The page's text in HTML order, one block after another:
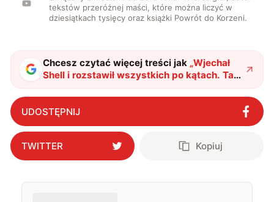
tekstów przeróżnej maści, które można liczyć w
dziesiątkach tysięcy oraz książki Powrót do Korzeni.
Chcesz czytać więcej treści jak „Wjechał
Shell i rozstawił wszystkich po kątach. Tak
powinniśmy ładować elektryczne
samochody"?
UDOSTĘPNIJ
TWITTER Kopiuj